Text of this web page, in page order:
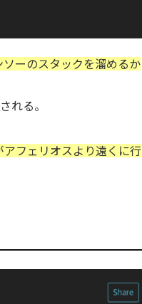
ーのスタックを溜めるか
れる。
フェリオスより遠くに行